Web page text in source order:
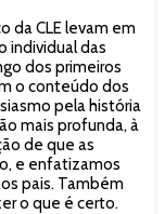
da CLE levam em
individual das
dos primeiros
o conteúdo dos
pela história
mais profunda, à
de que as
e enfatizamos
pais. Também
o que é certo.